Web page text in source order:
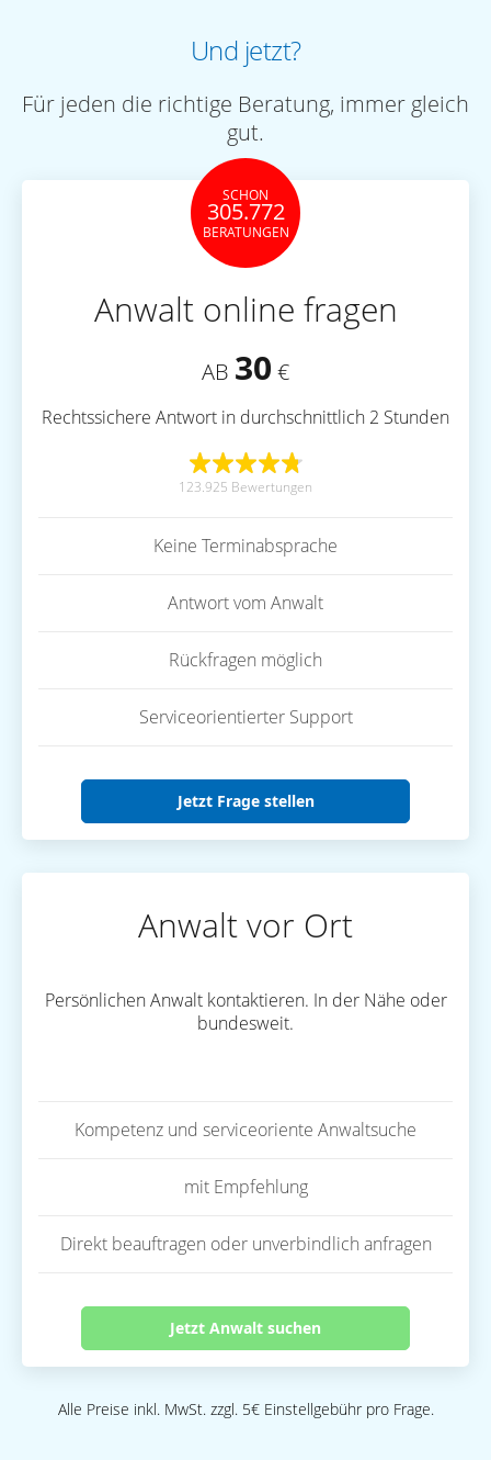
Und jetzt?
Für jeden die richtige Beratung, immer gleich
gut.
SCHON
305.772
BERATUNGEN
Anwalt online fragen
AB 30 €
Rechtssichere Antwort in durchschnittlich 2 Stunden
123.925 Bewertungen
Keine Terminabsprache
Antwort vom Anwalt
Rückfragen möglich
Serviceorientierter Support
Jetzt Frage stellen
Anwalt vor Ort
Persönlichen Anwalt kontaktieren. In der Nähe oder
bundesweit.
Kompetenz und serviceoriente Anwaltsuche
mit Empfehlung
Direkt beauftragen oder unverbindlich anfragen
Jetzt Anwalt suchen
Alle Preise inkl. MwSt. zzgl. 5€ Einstellgebühr pro Frage.